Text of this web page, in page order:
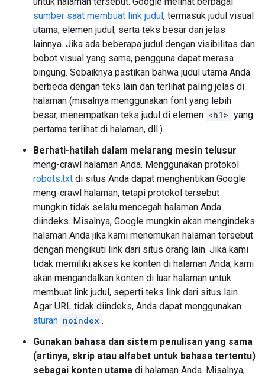
sumber saat membuat link judul, termasuk judul visual
utama, elemen judul, serta teks besar dan jelas
lainnya. Jika ada beberapa judul dengan visibilitas dan
bobot visual yang sama, pengguna dapat merasa
bingung. Sebaiknya pastikan bahwa judul utama Anda
berbeda dengan teks lain dan terlihat paling jelas di
halaman (misalnya menggunakan font yang lebih
besar, menempatkan teks judul di elemen <h1> yang
pertama terlihat di halaman, dll.).
Berhati-hatilah dalam melarang mesin telusur
meng-crawl halaman Anda. Menggunakan protokol
robots.txt di situs Anda dapat menghentikan Google
meng-crawl halaman, tetapi protokol tersebut
mungkin tidak selalu mencegah halaman Anda
diindeks. Misalnya, Google mungkin akan mengindeks
halaman Anda jika kami menemukan halaman tersebut
dengan mengikuti link dari situs orang lain. Jika kami
tidak memiliki akses ke konten di halaman Anda, kami
akan mengandalkan konten di luar halaman untuk
membuat link judul, seperti teks link dari situs lain.
Agar URL tidak diindeks, Anda dapat menggunakan
aturan noindex .
Gunakan bahasa dan sistem penulisan yang sama
(artinya, skrip atau alfabet untuk bahasa tertentu)
sebagai konten utama di halaman Anda. Misalnya,